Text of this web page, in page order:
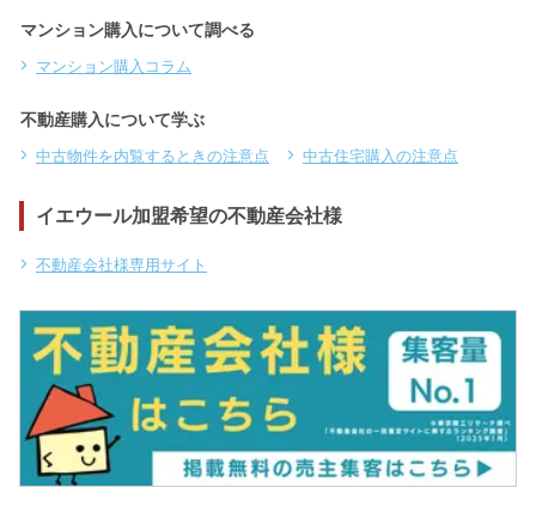
マンション購入について調べる
マンション購入コラム
不動産購入について学ぶ
中古物件を内覧するときの注意点 中古住宅購入の注意点
イエウール加盟希望の不動産会社様
不動産会社様専用サイト